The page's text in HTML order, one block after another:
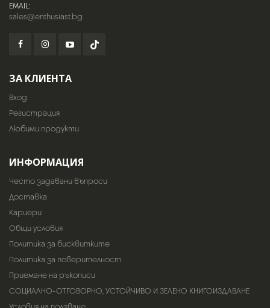
EMAIL:
sales@enthusiast.bg
ЗА КЛИЕНТА
Вход
Регистрация
Любими продукти
ИНФОРМАЦИЯ
Често задавани въпроси
Доставка
Кариери
Общи условия
Политика за бисквитките
Политика за поверителност
Приемане на ръкописи
СОЦИАЛНО-ОТГОВОРНО, УСТОЙЧИВО И ЗЕЛЕНО КНИГОИЗДАВАНЕ